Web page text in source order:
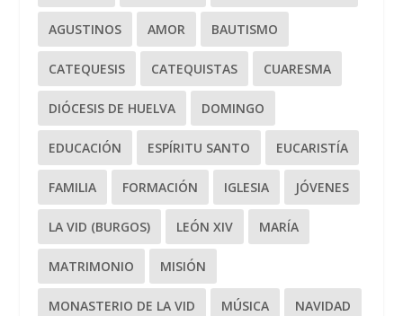
AGUSTINOS AMOR BAUTISMO
CATEQUESIS CATEQUISTAS CUARESMA
DIÓCESIS DE HUELVA DOMINGO
EDUCACIÓN ESPÍRITU SANTO EUCARISTÍA
FAMILIA FORMACIÓN IGLESIA JÓVENES
LA VID (BURGOS) LEÓN XIV MARÍA
MATRIMONIO MISIÓN
MONASTERIO DE LA VID MÚSICA NAVIDAD